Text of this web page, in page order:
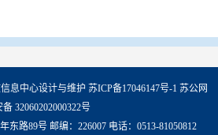
息中心设计与维护 苏ICP备17046147号-1 苏公网
备 32060202000322号
东路89号 邮编：226007 电话：0513-81050812